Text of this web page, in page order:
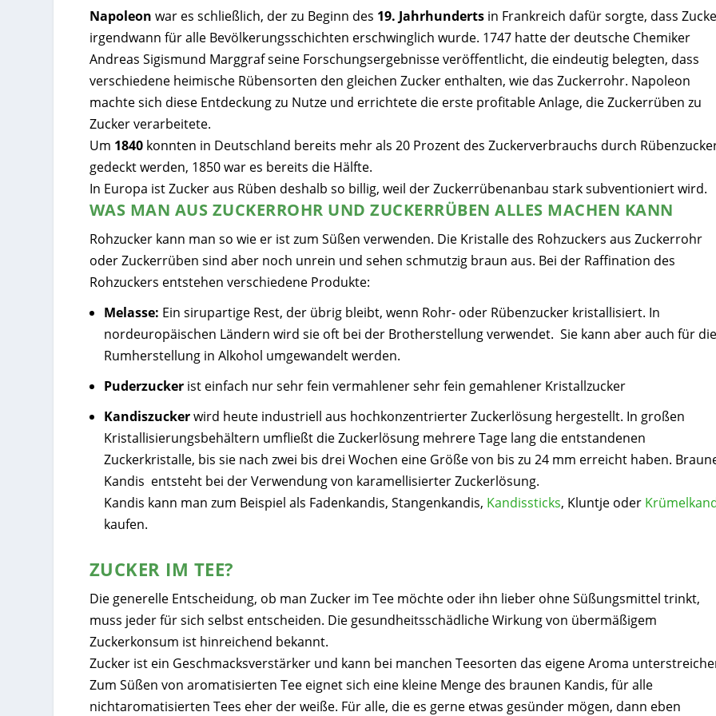
Napoleon war es schließlich, der zu Beginn des 19. Jahrhunderts in Frankreich dafür sorgte, dass
irgendwann für alle Bevölkerungsschichten erschwinglich wurde. 1747 hatte der deutsche Chemiker
Andreas Sigismund Marggraf seine Forschungsergebnisse veröffentlicht, die eindeutig belegten, dass
verschiedene heimische Rübensorten den gleichen Zucker enthalten, wie das Zuckerrohr. Napoleon
machte sich diese Entdeckung zu Nutze und errichtete die erste profitable Anlage, die Zuckerrüben zu
Zucker verarbeitete.
Um 1840konnten in Deutschland bereits mehr als 20 Prozent des Zuckerverbrauchs durch
gedeckt werden, 1850 war es bereits die Hälfte.
In Europa ist Zucker aus Rüben deshalb so billig, weil der Zuckerrübenanbau stark subventioniert wird.
WAS MAN AUS ZUCKERROHR UND ZUCKERRÜBEN ALLES MACHEN KANN
Rohzucker kann man so wie er ist zum Süßen verwenden. Die Kristalle des Rohzuckers aus Zuckerrohr
oder Zuckerrüben sind aber noch unrein und sehen schmutzig braun aus. Bei der Raffination des
Rohzuckers entstehen verschiedene Produkte:
Melasse: Ein sirupartige Rest, der übrig bleibt, wenn Rohr- oder Rübenzucker kristallisiert. In
nordeuropäischen Ländern wird sie oft bei der Brotherstellung verwendet. Sie kann aber auch für die
Rumherstellung in Alkohol umgewandelt werden.
Puderzucker ist einfach nur sehr fein vermahlener sehr fein gemahlener Kristallzucker
Kandiszuckerwird heute industriell aus hochkonzentrierter Zuckerlösung hergestellt. In großen
Kristallisierungsbehältern umfließt die Zuckerlösung mehrere Tage lang die entstandenen
Zuckerkristalle, bis sie nach zwei bis drei Wochen eine Größe von bis zu 24 mm erreicht haben.
Kandis entsteht bei der Verwendung von karamellisierter Zuckerlösung.
Kandis kann man zum Beispiel als Fadenkandis,Stangenkandis, Kandissticks, Kluntje oder
kaufen.
ZUCKER IM TEE?
Die generelle Entscheidung, ob man Zucker im Tee möchte oder ihn lieber ohne Süßungsmittel trinkt,
muss jeder für sich selbst entscheiden. Die gesundheitsschädliche Wirkung von übermäßigem
Zuckerkonsum ist hinreichend bekannt.
Zucker ist ein Geschmacksverstärker und kann bei manchen Teesorten das eigene Aroma
Zum Süßen von aromatisierten Tee eignet sich eine kleine Menge des braunen Kandis, für alle
nichtaromatisierten Tees eher der weiße. Für alle, die es gerne etwas gesünder mögen, dann eben